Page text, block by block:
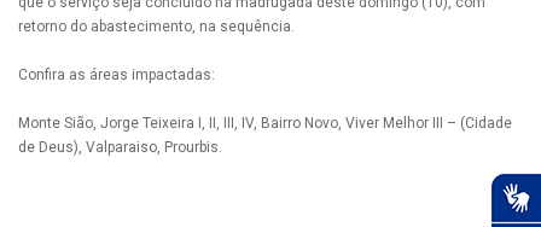
retorno do abastecimento, na sequência.
Confira as áreas impactadas:
Monte Sião, Jorge Teixeira I, II, III, IV, Bairro Novo, Viver Melhor III – (Cidade
de Deus), Valparaiso, Prourbis.